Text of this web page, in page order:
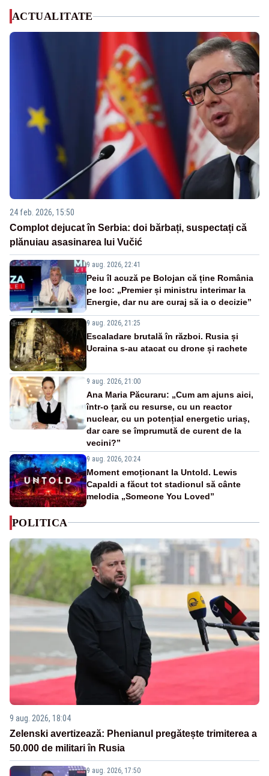
ACTUALITATE
24 feb. 2026, 15:50
Complot dejucat în Serbia: doi bărbați, suspectați că
plănuiau asasinarea lui Vučić
9 aug. 2026, 22:41
Peiu îl acuză pe Bolojan că ține România
pe loc: „Premier și ministru interimar la
Energie, dar nu are curaj să ia o decizie”
9 aug. 2026, 21:25
Escaladare brutală în război. Rusia și
Ucraina s-au atacat cu drone și rachete
9 aug. 2026, 21:00
Ana Maria Păcuraru: „Cum am ajuns aici,
într-o țară cu resurse, cu un reactor
nuclear, cu un potențial energetic uriaș,
dar care se împrumută de curent de la
vecini?”
9 aug. 2026, 20:24
Moment emoționant la Untold. Lewis
Capaldi a făcut tot stadionul să cânte
melodia „Someone You Loved”
POLITICA
9 aug. 2026, 18:04
Zelenski avertizează: Phenianul pregătește trimiterea a
50.000 de militari în Rusia
9 aug. 2026, 17:50